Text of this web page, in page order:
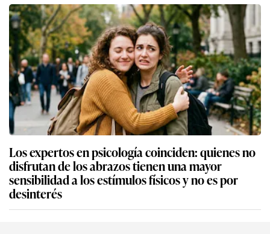
Los expertos en psicología coinciden: quienes no
disfrutan de los abrazos tienen una mayor
sensibilidad a los estímulos físicos y no es por
desinterés